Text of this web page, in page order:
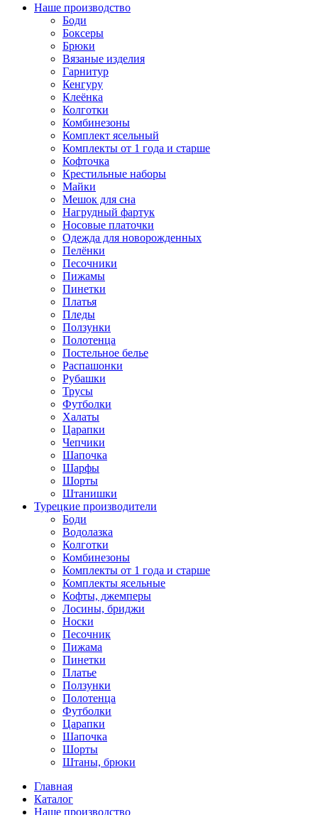
Наше производство
Боди
Боксеры
Брюки
Вязаные изделия
Гарнитур
Кенгуру
Клеёнка
Колготки
Комбинезоны
Комплект ясельный
Комплекты от 1 года и старше
Кофточка
Крестильные наборы
Майки
Мешок для сна
Нагрудный фартук
Носовые платочки
Одежда для новорожденных
Пелёнки
Песочники
Пижамы
Пинетки
Платья
Пледы
Ползунки
Полотенца
Постельное белье
Распашонки
Рубашки
Трусы
Футболки
Халаты
Царапки
Чепчики
Шапочка
Шарфы
Шорты
Штанишки
Турецкие производители
Боди
Водолазка
Колготки
Комбинезоны
Комплекты от 1 года и старше
Комплекты ясельные
Кофты, джемперы
Лосины, бриджи
Носки
Песочник
Пижама
Пинетки
Платье
Ползунки
Полотенца
Футболки
Царапки
Шапочка
Шорты
Штаны, брюки
Главная
Каталог
Наше производство